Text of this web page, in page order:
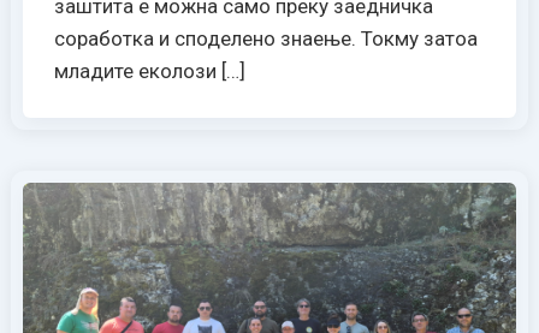
заштита е можна само преку заедничка
соработка и споделено знаење. Токму затоа
младите еколози […]